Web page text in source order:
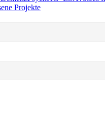
Projekte